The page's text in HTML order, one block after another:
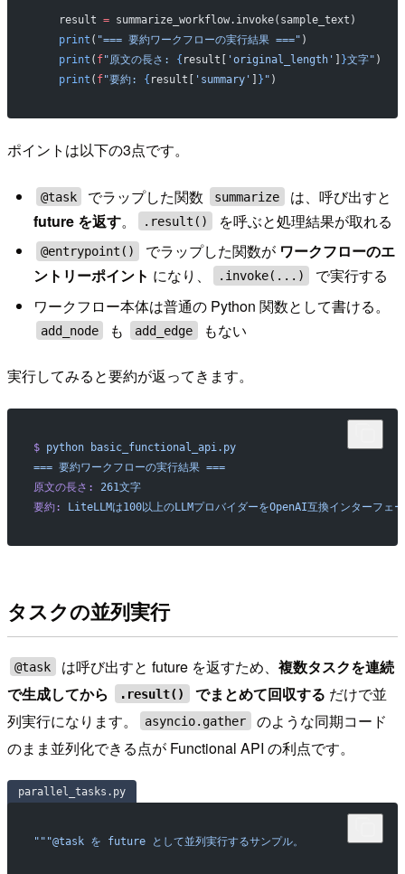
    result
= summarize_workflow.invoke(sample_text)
    print
( "=== 要約ワークフローの実行結果 ===" )
    print
( f"原文の長さ: { result[ 'original_length' ] }文字" )
    print
( f"要約: { result[ 'summary' ] } " )
ポイントは以下の3点です。
@task でラップした関数 summarize
は、呼び出すと
future を返す。 .result() を呼ぶと処理結果が取れる
@entrypoint() でラップした関数が ワークフローのエ
ントリーポイント になり、 .invoke(...)
で実行する
ワークフロー本体は普通の Python 関数として書ける。
add_node も add_edge もない
実行してみると要約が返ってきます。
$ python basic_functional_api.py
=== 要約ワークフローの実行結果 ===
原文の長さ:
261文字
要約:
LiteLLMは100以上のLLMプロバイダーをOpenAI互換インターフェ
タスクの並列実行
@task は呼び出すと future を返すため、複数タスクを連続
で生成してから
.result() でまとめて回収する だけで並
列実行になります。
asyncio.gather
のような同期コード
のまま並列化できる点が Functional API の利点です。
parallel_tasks.py
"""@task を future として並列実行するサンプル。